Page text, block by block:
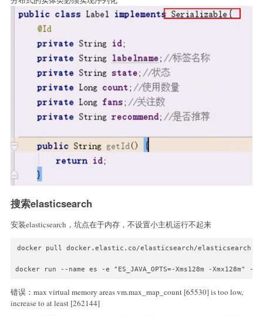
搜索elasticsearch
安装elasticsearch，坑点在于内存，不设置小主机运行不起来
docker pull docker.elastic.co/elasticsearch/
docker run --name es -e "ES_JAVA_OPTS=-Xms128m -
错误：max virtual memory areas vm.max_map_count [65530] is too low,
increase to at least [262144]